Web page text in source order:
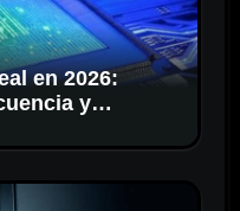
en 2026:
y